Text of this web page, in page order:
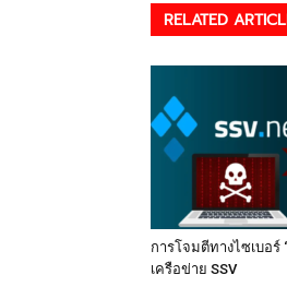
RELATED
การโจมตีทางไซเบอร์
เครือข่าย SSV